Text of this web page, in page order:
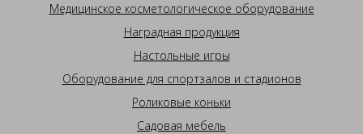
Медицинское косметологическое оборудование
Наградная продукция
Настольные игры
Оборудование для спортзалов и стадионов
Роликовые коньки
Садовая мебель